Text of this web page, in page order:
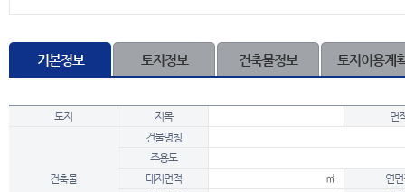
기본정보 토지정보 건축물정보 토지이용계
토지 지목 면
건축물
건물명칭
주용도
대지면적
㎡
연